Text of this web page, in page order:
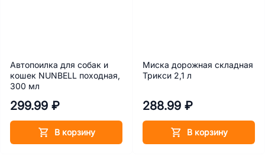
Автопоилка для собак и
кошек NUNBELL походная,
300 мл
299.99 ₽
В корзину
Миска дорожная складная
Трикси 2,1 л
288.99 ₽
В корзину